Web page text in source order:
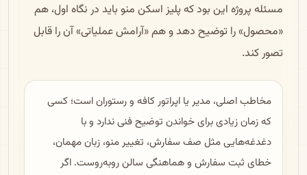
مسئله پروژه این بود که پلیز اسکن منو باید در نگاه اول، هم
«محصول» را توضیح دهد و هم «آرامش عملیاتی» آن را قابل
تصور کند.
مخاطب اصلی، مدیر یا اپراتور کافه و رستوران است؛ کسی
که زمان زیادی برای خواندن توضیح فنی ندارد و با
دغدغه‌هایی مثل صف سفارش، تغییر منو، زبان مهمان،
خطای ثبت سفارش و هماهنگی سالن روبه‌روست. اگر